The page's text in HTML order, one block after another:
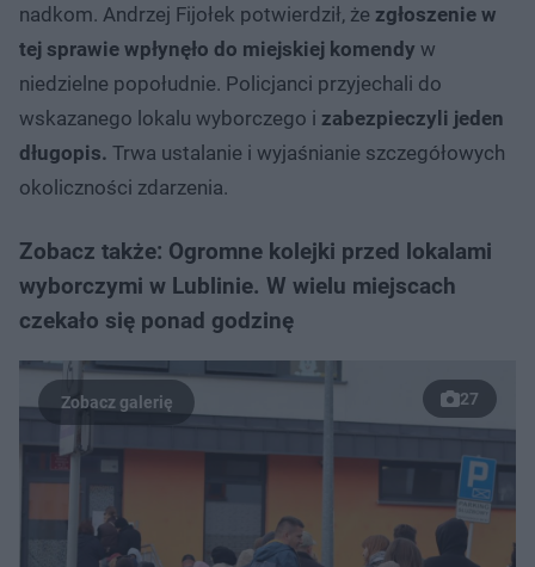
nadkom. Andrzej Fijołek potwierdził, że zgłoszenie w
tej sprawie wpłynęło do miejskiej komendy w
niedzielne popołudnie. Policjanci przyjechali do
wskazanego lokalu wyborczego i zabezpieczyli jeden
długopis. Trwa ustalanie i wyjaśnianie szczegółowych
okoliczności zdarzenia.
Zobacz także: Ogromne kolejki przed lokalami
wyborczymi w Lublinie. W wielu miejscach
czekało się ponad godzinę
27